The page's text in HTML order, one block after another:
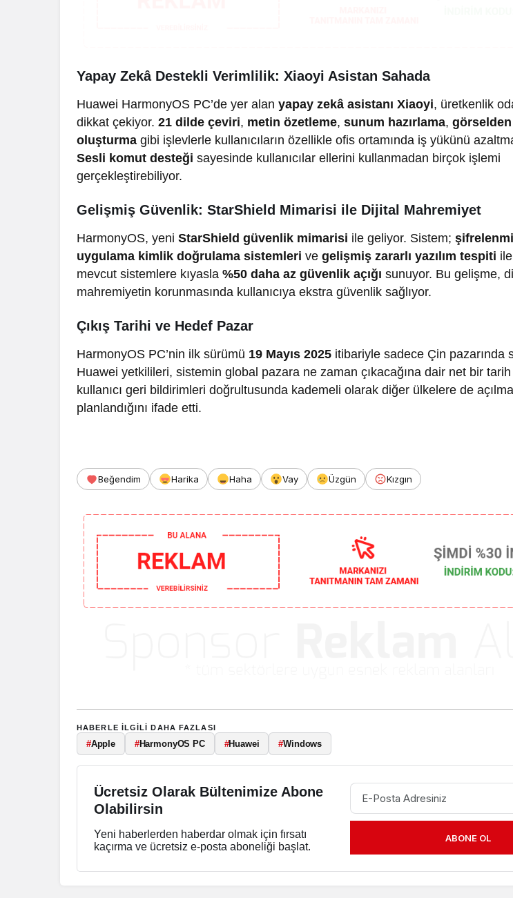
Yapay Zekâ Destekli Verimlilik: Xiaoyi Asistan Sahada
Huawei HarmonyOS PC’de yer alanyapay zekâ asistanı Xiaoyi, üretkenlik
dikkat çekiyor.21 dilde çeviri, metin özetleme,sunum hazırlama,
oluşturma gibi işlevlerle kullanıcıların özellikle ofis ortamında iş yükünü
Sesli komut desteği sayesinde kullanıcılar ellerini kullanmadan birçok işlemi
gerçekleştirebiliyor.
Gelişmiş Güvenlik: StarShield Mimarisi ile Dijital Mahremiyet
HarmonyOS, yeniStarShield güvenlik mimarisi ile geliyor. Sistem;
uygulama kimlik doğrulama sistemleri vegelişmiş zararlı yazılım tespiti
mevcut sistemlere kıyasla%50 daha az güvenlik açığı sunuyor. Bu gelişme,
mahremiyetin korunmasında kullanıcıya ekstra güvenlik sağlıyor.
Çıkış Tarihi ve Hedef Pazar
HarmonyOS PC’nin ilk sürümü 19 Mayıs 2025 itibariyle sadece Çin pazarında
Huawei yetkilileri, sistemin global pazara ne zaman çıkacağına dair net bir
kullanıcı geri bildirimleri doğrultusunda kademeli olarak diğer ülkelere de
planlandığını ifade etti.
Beğendim Harika Haha Vay Üzgün Kızgın
HABERLE ILGILI DAHA FAZLASI
#Apple #HarmonyOS PC #Huawei #Windows
Ücretsiz Olarak Bültenimize Abone
Olabilirsin
Yeni haberlerden haberdar olmak için fırsatı
kaçırma ve ücretsiz e-posta aboneliği başlat.
ABONE OL
Söndürme Uçağı Gölette
Yalova FK’da Gözler
Gündem